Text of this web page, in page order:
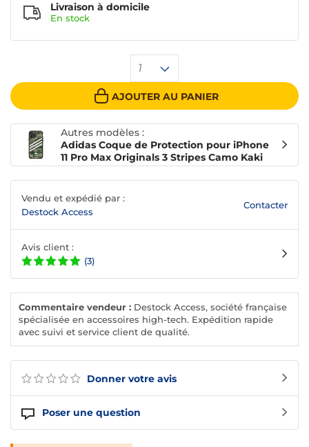
Donner votre avis
Poser une question
1
AJOUTER AU PANIER
Livraison à domicile
En stock
Autres modèles :
Adidas Coque de Protection pour iPhone
11 Pro Max Originals 3 Stripes Camo Kaki
Vendu et expédié par :
Destock Access
Contacter
Avis client :
(3)
Commentaire vendeur : Destock Access, société française
spécialisée en accessoires high-tech. Expédition rapide
avec suivi et service client de qualité.